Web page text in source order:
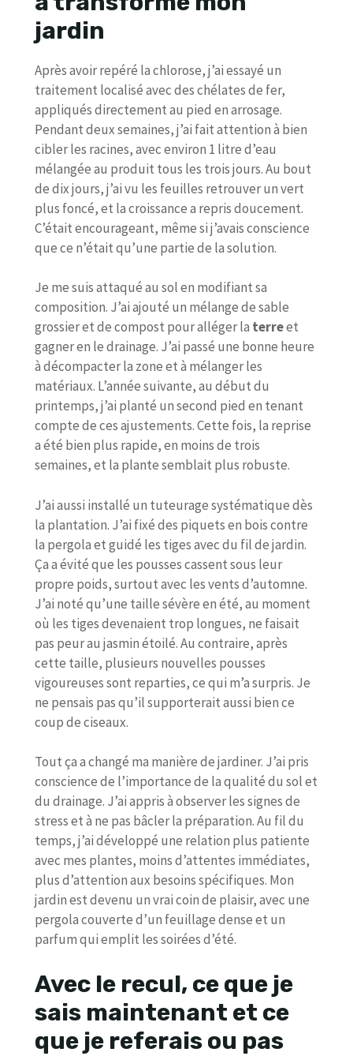
jardin
Après avoir repéré la chlorose, j’ai essayé un
traitement localisé avec des chélates de fer,
appliqués directement au pied en arrosage.
Pendant deux semaines, j’ai fait attention à bien
cibler les racines, avec environ 1 litre d’eau
mélangée au produit tous les trois jours. Au bout
de dix jours, j’ai vu les feuilles retrouver un vert
plus foncé, et la croissance a repris doucement.
C’était encourageant, même si j’avais conscience
que ce n’était qu’une partie de la solution.
Je me suis attaqué au sol en modifiant sa
composition. J’ai ajouté un mélange de sable
grossier et de compost pour alléger la terreet
gagner en le drainage. J’ai passé une bonne heure
à décompacter la zone et à mélanger les
matériaux. L’année suivante, au début du
printemps, j’ai planté un second pied en tenant
compte de ces ajustements. Cette fois, la reprise
a été bien plus rapide, en moins de trois
semaines, et la plante semblait plus robuste.
J’ai aussi installé un tuteurage systématique dès
la plantation. J’ai fixé des piquets en bois contre
la pergola et guidé les tiges avec du fil de jardin.
Ça a évité que les pousses cassent sous leur
propre poids, surtout avec les vents d’automne.
J’ai noté qu’une taille sévère en été, au moment
où les tiges devenaient trop longues, ne faisait
pas peur au jasmin étoilé. Au contraire, après
cette taille, plusieurs nouvelles pousses
vigoureuses sont reparties, ce qui m’a surpris. Je
ne pensais pas qu’il supporterait aussi bien ce
coup de ciseaux.
Tout ça a changé ma manière de jardiner. J’ai pris
conscience de l’importance de la qualité du sol et
du drainage. J’ai appris à observer les signes de
stress et à ne pas bâcler la préparation. Au fil du
temps, j’ai développé une relation plus patiente
avec mes plantes, moins d’attentes immédiates,
plus d’attention aux besoins spécifiques. Mon
jardin est devenu un vrai coin de plaisir, avec une
pergola couverte d’un feuillage dense et un
parfum qui emplit les soirées d’été.
Avec le recul, ce que je
sais maintenant et ce
que je referais ou pas